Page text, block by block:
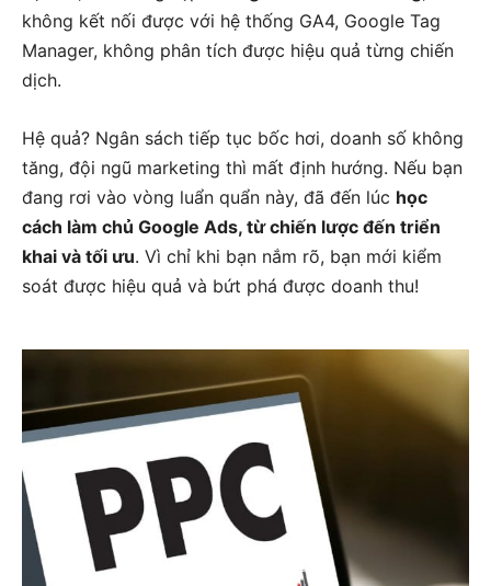
không kết nối được với hệ thống GA4, Google Tag
Manager, không phân tích được hiệu quả từng chiến
dịch.
Hệ quả? Ngân sách tiếp tục bốc hơi, doanh số không
tăng, đội ngũ marketing thì mất định hướng. Nếu bạn
đang rơi vào vòng luẩn quẩn này, đã đến lúc học
cách làm chủ Google Ads, từ chiến lược đến triển
khai và tối ưu. Vì chỉ khi bạn nắm rõ, bạn mới kiểm
soát được hiệu quả và bứt phá được doanh thu!